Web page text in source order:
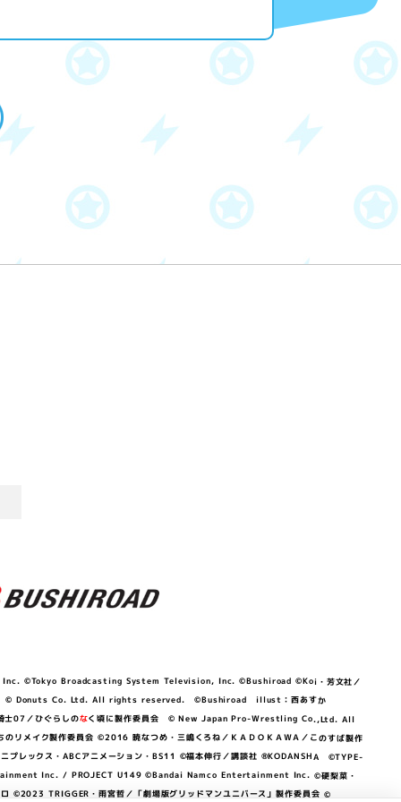
©Tokyo Broadcasting System Television, Inc. ©Bushiroad ©Koi・芳文社／
© Donuts Co. Ltd. All rights reserved. ©Bushiroad illust：西あすか
07／ひぐらしのなく頃に製作委員会 © New Japan Pro-Wrestling Co.,Ltd. All
イク製作委員会 ©2016 暁なつめ・三嶋くろね／ＫＡＤＯＫＡＷＡ／このすば製作
ックス・ABCアニメーション・BS11 ©福本伸行／講談社 ®KODANSHA ©TYPE-
Inc. / PROJECT U149 ©Bandai Namco Entertainment Inc. ©硬梨菜・
©2023 TRIGGER・雨宮哲／「劇場版グリッドマンユニバース」製作委員会 ©